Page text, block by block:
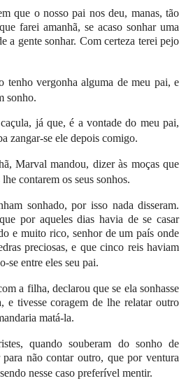
que o nosso pai nos deu, manas, tão
farei amanhã, se acaso sonhar uma
a gente sonhar. Com certeza terei pejo
vergonha alguma de meu pai, e
sonho.
já que, é a vontade do meu pai,
zangar-se ele depois comigo.
Marval mandou, dizer às moças que
contarem os seus sonhos.
sonhado, por isso nada disseram.
por aqueles dias havia de se casar
e muito rico, senhor de um país onde
preciosas, e que cinco reis haviam
se entre eles seu pai.
a filha, declarou que se ela sonhasse
e tivesse coragem de lhe relatar outro
matá-la.
quando souberam do sonho de
não contar outro, que por ventura
nesse caso preferível mentir.